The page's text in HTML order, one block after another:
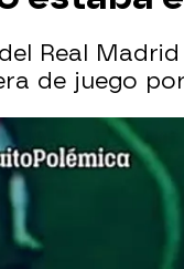
Real
de juego